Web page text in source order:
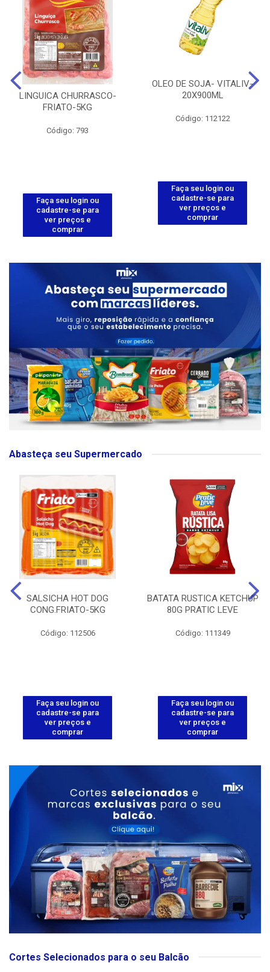
LINGUICA CHURRASCO-
FRIATO-5KG
Código: 793
Faça seu login ou
cadastre-se para
ver preços e
comprar
OLEO DE SOJA- VITALIV-
20X900ML
Código: 112122
Faça seu login ou
cadastre-se para
ver preços e
comprar
Abasteça seu Supermercado
SALSICHA HOT DOG
CONG.FRIATO-5KG
Código: 112506
Faça seu login ou
cadastre-se para
ver preços e
comprar
BATATA RUSTICA KETCHUP
80G PRATIC LEVE
Código: 111349
Faça seu login ou
cadastre-se para
ver preços e
comprar
Cortes Selecionados para o seu Balcão